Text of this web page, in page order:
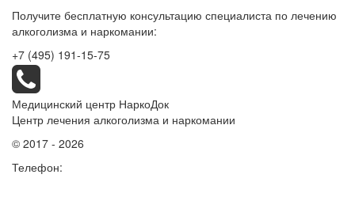
Получите бесплатную консультацию специалиста по лечению
алкоголизма и наркомании:
+7 (495) 191-15-75
Медицинский центр НаркоДок
Центр лечения алкоголизма и наркомании
© 2017 - 2026
Телефон: